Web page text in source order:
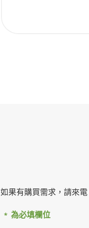
如果有購買需求，請來電
* 為必填欄位